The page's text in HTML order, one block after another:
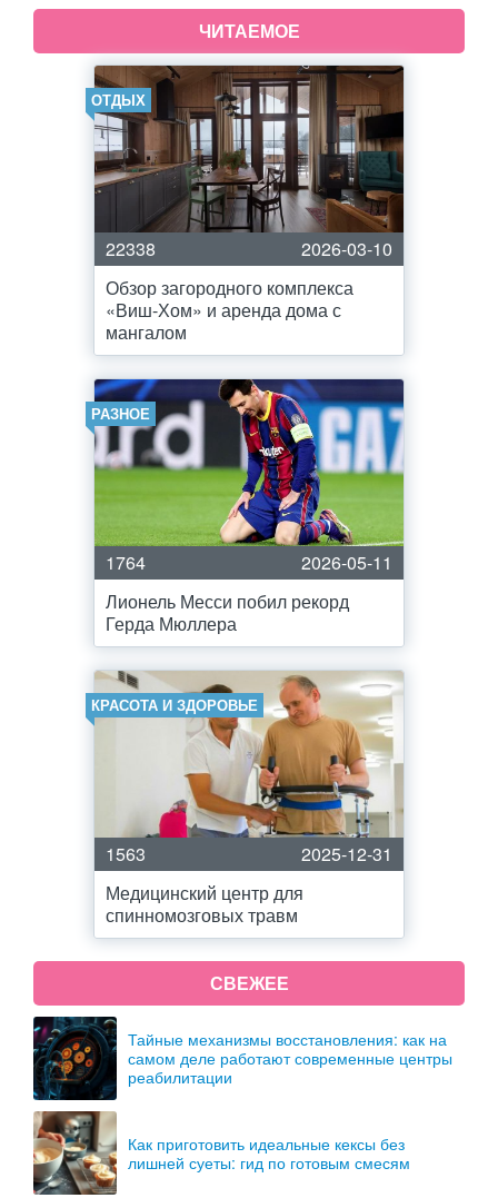
ЧИТАЕМОЕ
ОТДЫХ
22338
2026-03-10
Обзор загородного комплекса
«Виш-Хом» и аренда дома с
мангалом
РАЗНОЕ
1764
2026-05-11
Лионель Месси побил рекорд
Герда Мюллера
КРАСОТА И ЗДОРОВЬЕ
1563
2025-12-31
Медицинский центр для
спинномозговых травм
СВЕЖЕЕ
Тайные механизмы восстановления: как на
самом деле работают современные центры
реабилитации
Как приготовить идеальные кексы без
лишней суеты: гид по готовым смесям